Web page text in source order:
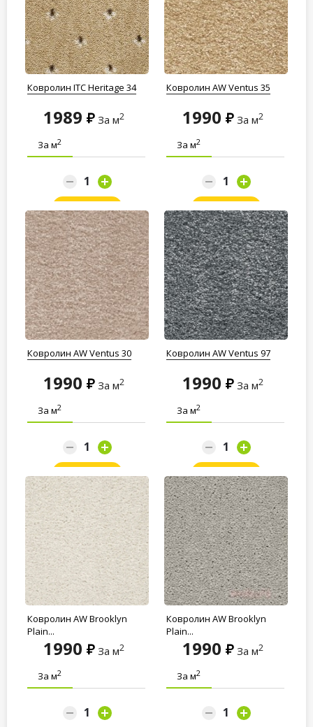
Ковролин ITC Heritage 34
1989 За м2
За м2
Ковролин AW Ventus 35
1990 За м2
За м2
Ковролин AW Ventus 30
1990 За м2
За м2
Ковролин AW Ventus 97
1990 За м2
За м2
Ковролин AW Brooklyn
Plain...
1990 За м2
За м2
Ковролин AW Brooklyn
Plain...
1990 За м2
За м2